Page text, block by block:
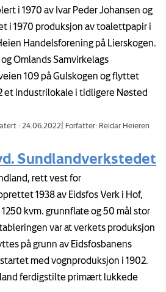
i 1970 av Ivar Peder Johansen og
i 1970 produksjon av toalettpapir i
Handelsforening på Lierskogen.
Omlands Samvirkelags
109 på Gulskogen og flyttet
et industrilokale i tidligere Nøsted
: 24.06.2022 Forfatter: Reidar Heieren
Sundlandverkstedet
rett vest for
1938 av Eidsfos Verk i Hof,
kvm. grunnflate og 50 mål stor
var at verkets produksjon
på grunn av Eidsfosbanens
med vognproduksjon i 1902.
ferdigstilte primært lukkede